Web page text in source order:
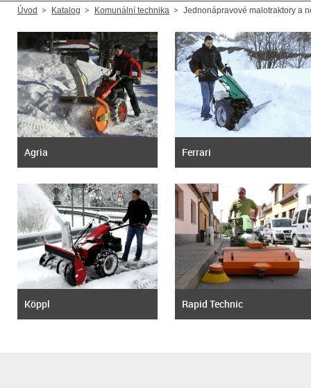
Úvod Katalog Komunální technika Jednonápravové malotraktory a
Agria Ferrari
Köppl Rapid Technic